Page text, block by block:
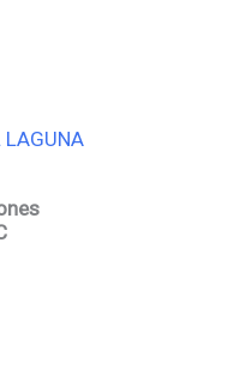
LAGUNA